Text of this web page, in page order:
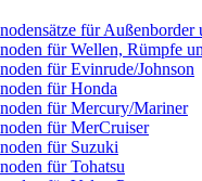
für
für Wellen, Rümpfe
für Evinrude/Johnson
für Honda
für Mercury/Mariner
für MerCruiser
für Suzuki
für Tohatsu